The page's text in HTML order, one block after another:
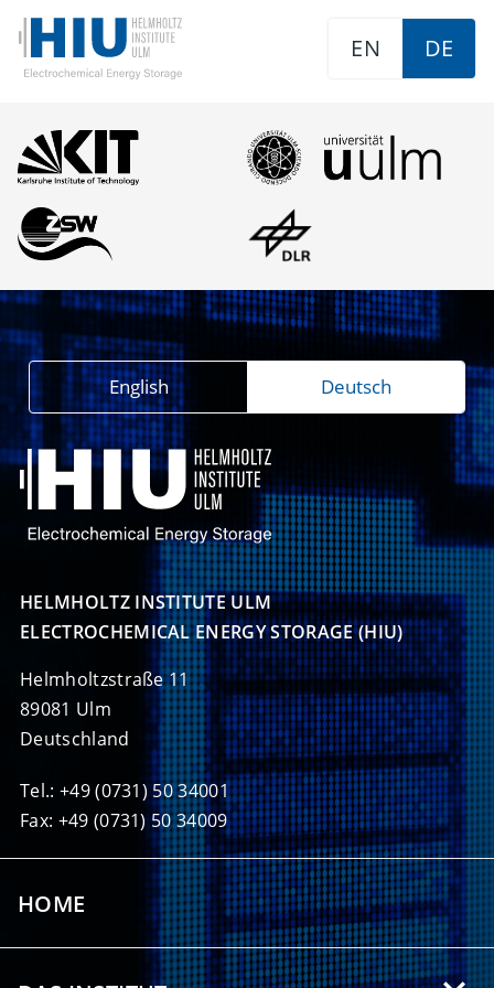
EN DE
HELMHOLTZ INSTITUTE ULM
ELECTROCHEMICAL ENERGY STORAGE (HIU)
Helmholtzstraße 11
89081 Ulm
Deutschland
Tel.: +49 (0731) 50 34001
Fax: +49 (0731) 50 34009
English Deutsch
HOME